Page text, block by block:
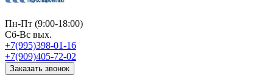
Пн-Пт (9:00-18:00)
Сб-Вс вых.
+7(995)398-01-16
+7(909)405-72-02
Заказать звонок